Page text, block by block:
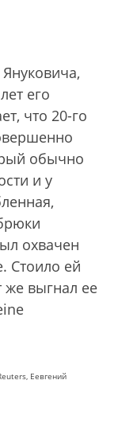
его
что 20-го
обычно
и у
охвачен
Стоило ей
же выгнал ее
Еевгений